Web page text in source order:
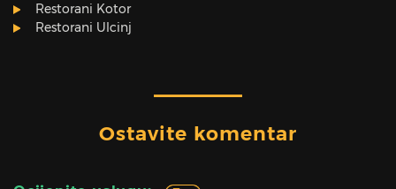
Restorani Kotor
Restorani Ulcinj
Ostavite komentar